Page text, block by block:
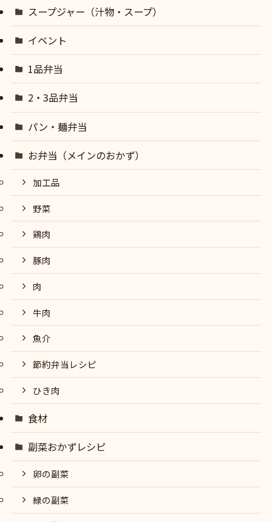
スープジャー（汁物・スープ）
イベント
1品弁当
2・3品弁当
パン・麺弁当
お弁当（メインのおかず）
加工品
野菜
鶏肉
豚肉
肉
牛肉
魚介
節約弁当レシピ
ひき肉
食材
副菜おかずレシピ
卵の副菜
緑の副菜